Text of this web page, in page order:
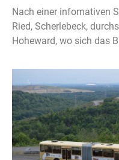
Nach einer infomativen
Ried, Scherlebeck,
Hoheward, wo sich das